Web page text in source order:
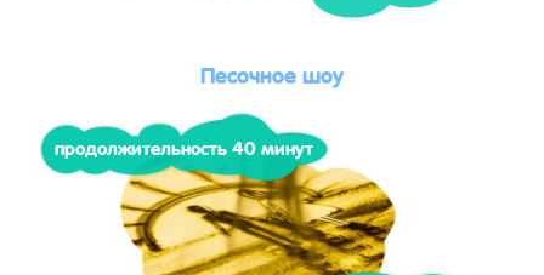
Песочное шоу
продолжительность 40 минут